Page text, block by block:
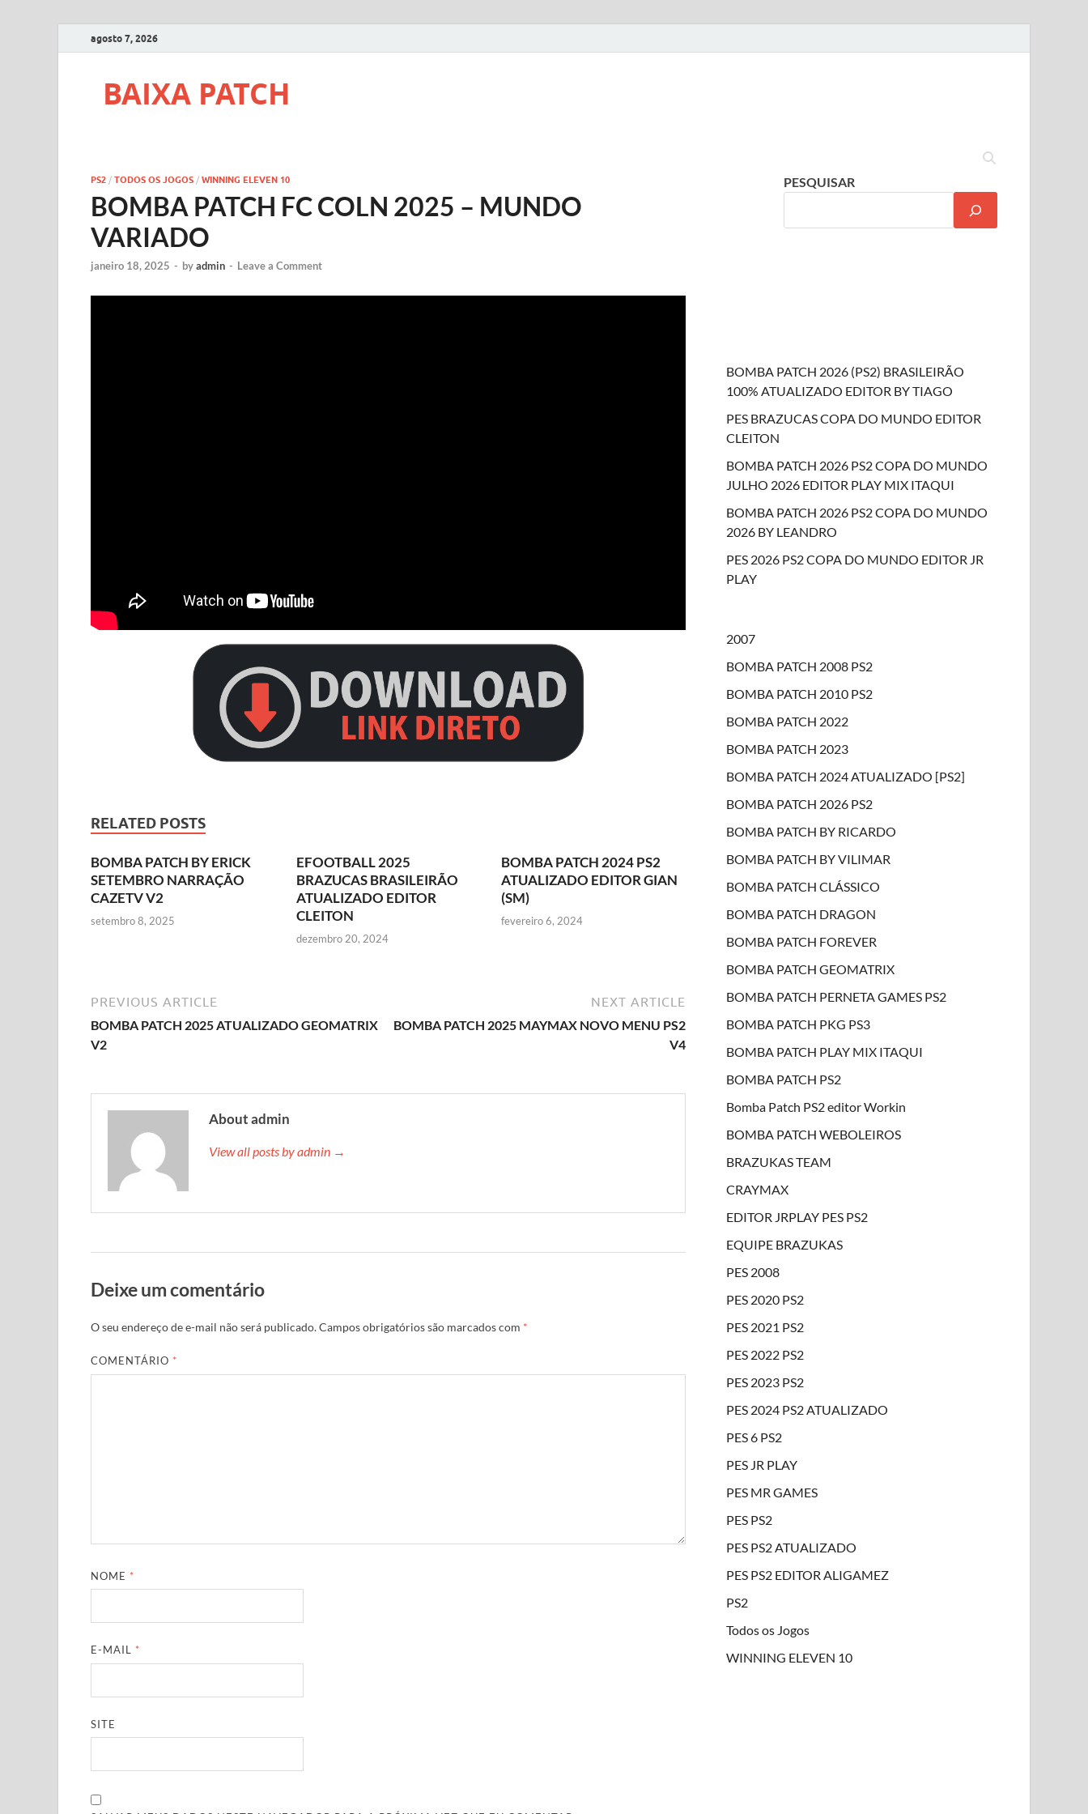
agosto 7, 2026
BAIXA PATCH
PS2 / TODOS OS JOGOS / WINNING ELEVEN 10
BOMBA PATCH FC COLN 2025 – MUNDO
VARIADO
janeiro 18, 2025 - byadmin - Leave a Comment
RELATED POSTS
BOMBA PATCH BY ERICK
SETEMBRO NARRAÇÃO
CAZETV V2
setembro 8, 2025
EFOOTBALL 2025
BRAZUCAS BRASILEIRÃO
ATUALIZADO EDITOR
CLEITON
dezembro 20, 2024
BOMBA PATCH 2024 PS2
ATUALIZADO EDITOR GIAN
(SM)
fevereiro 6, 2024
PREVIOUS ARTICLE
BOMBA PATCH 2025 ATUALIZADO GEOMATRIX
V2
NEXT ARTICLE
BOMBA PATCH 2025 MAYMAX NOVO MENU PS2
V4
About admin
View all posts by admin →
Deixe um comentário
O seu endereço de e-mail não será publicado.Campos obrigatórios são marcados com *
COMENTÁRIO *
NOME *
E-MAIL *
SITE
PESQUISAR
BOMBA PATCH 2026 (PS2) BRASILEIRÃO
100% ATUALIZADO EDITOR BY TIAGO
PES BRAZUCAS COPA DO MUNDO EDITOR
CLEITON
BOMBA PATCH 2026 PS2 COPA DO MUNDO
JULHO 2026 EDITOR PLAY MIX ITAQUI
BOMBA PATCH 2026 PS2 COPA DO MUNDO
2026 BY LEANDRO
PES 2026 PS2 COPA DO MUNDO EDITOR JR
PLAY
2007
BOMBA PATCH 2008 PS2
BOMBA PATCH 2010 PS2
BOMBA PATCH 2022
BOMBA PATCH 2023
BOMBA PATCH 2024 ATUALIZADO [PS2]
BOMBA PATCH 2026 PS2
BOMBA PATCH BY RICARDO
BOMBA PATCH BY VILIMAR
BOMBA PATCH CLÁSSICO
BOMBA PATCH DRAGON
BOMBA PATCH FOREVER
BOMBA PATCH GEOMATRIX
BOMBA PATCH PERNETA GAMES PS2
BOMBA PATCH PKG PS3
BOMBA PATCH PLAY MIX ITAQUI
BOMBA PATCH PS2
Bomba Patch PS2 editor Workin
BOMBA PATCH WEBOLEIROS
BRAZUKAS TEAM
CRAYMAX
EDITOR JRPLAY PES PS2
EQUIPE BRAZUKAS
PES 2008
PES 2020 PS2
PES 2021 PS2
PES 2022 PS2
PES 2023 PS2
PES 2024 PS2 ATUALIZADO
PES 6 PS2
PES JR PLAY
PES MR GAMES
PES PS2
PES PS2 ATUALIZADO
PES PS2 EDITOR ALIGAMEZ
PS2
Todos os Jogos
WINNING ELEVEN 10